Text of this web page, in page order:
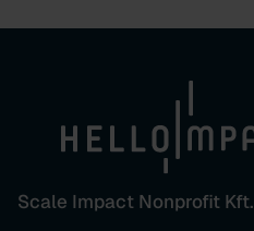
Scale Impact Nonprofit Kft.